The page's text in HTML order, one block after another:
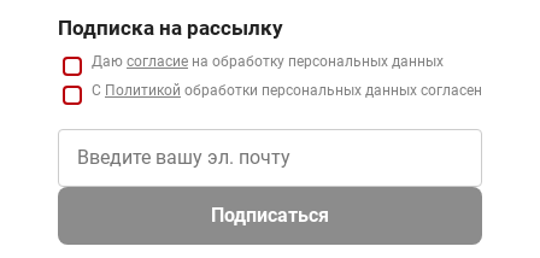
Подписка на рассылку
Даю согласие на обработку персональных данных
С Политикой обработки персональных данных согласен
Подписаться